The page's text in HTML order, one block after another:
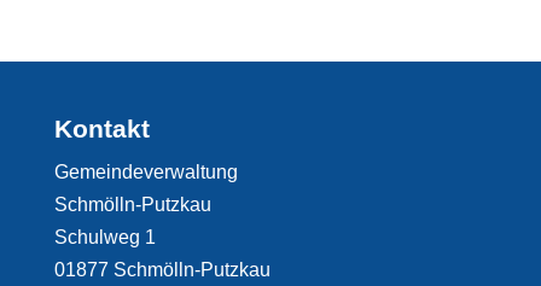
Kontakt
Gemeindeverwaltung
Schmölln-Putzkau
Schulweg 1
01877 Schmölln-Putzkau